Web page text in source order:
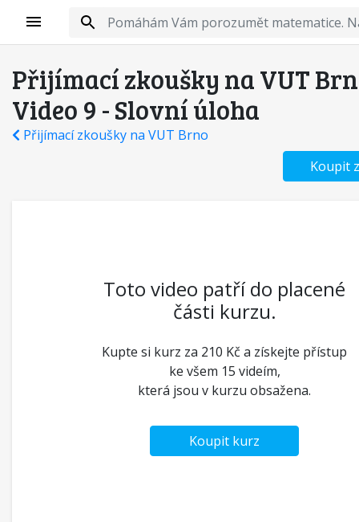
Přijímací zkoušky na VUT
Video 9 - Slovní úloha
Přijímací zkoušky na VUT Brno
Koupit
Toto video patří do placené
části kurzu.
Kupte si kurz za 210 Kč a získejte přístup
ke všem 15 videím,
která jsou v kurzu obsažena.
Koupit kurz